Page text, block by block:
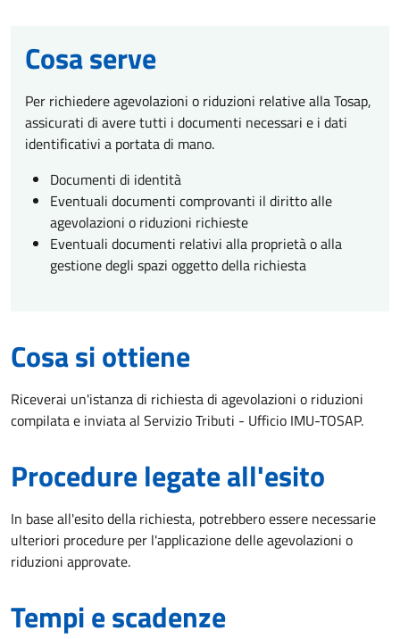
Cosa serve
Per richiedere agevolazioni o riduzioni relative alla Tosap,
assicurati di avere tutti i documenti necessari e i dati
identificativi a portata di mano.
Documenti di identità
Eventuali documenti comprovanti il diritto alle
agevolazioni o riduzioni richieste
Eventuali documenti relativi alla proprietà o alla
gestione degli spazi oggetto della richiesta
Cosa si ottiene
Riceverai un'istanza di richiesta di agevolazioni o riduzioni
compilata e inviata al Servizio Tributi - Ufficio IMU-TOSAP.
Procedure legate all'esito
In base all'esito della richiesta, potrebbero essere necessarie
ulteriori procedure per l'applicazione delle agevolazioni o
riduzioni approvate.
Tempi e scadenze